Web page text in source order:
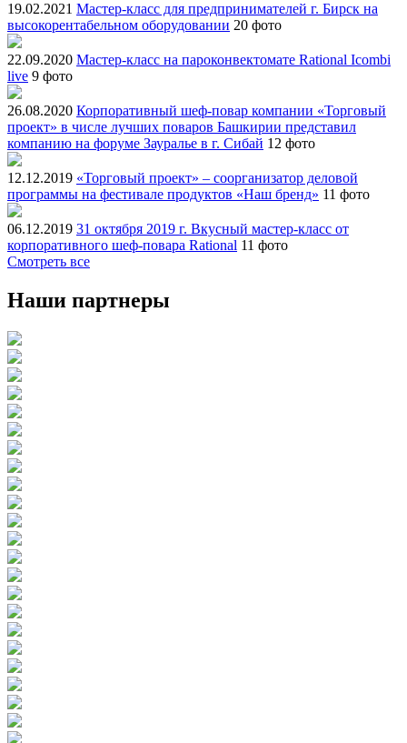
19.02.2021 Мастер-класс для предпринимателей г. Бирск на
высокорентабельном оборудовании 20 фото
22.09.2020 Мастер-класс на пароконвектомате Rational Icombi
live 9 фото
26.08.2020 Корпоративный шеф-повар компании «Торговый
проект» в числе лучших поваров Башкирии представил
компанию на форуме Зауралье в г. Сибай 12 фото
12.12.2019 «Торговый проект» – соорганизатор деловой
программы на фестивале продуктов «Наш бренд» 11 фото
06.12.2019 31 октября 2019 г. Вкусный мастер-класс от
корпоративного шеф-повара Rational 11 фото
Смотреть все
Наши партнеры